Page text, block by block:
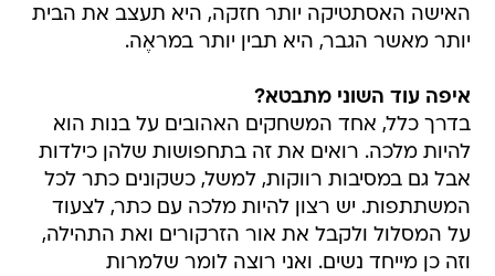
האישה האסתטיקה יותר חזקה, היא תעצב את הבית
יותר מאשר הגבר, היא תבין יותר במראֶה.
איפה עוד השוני מתבטא?
בדרך כלל, אחד המשחקים האהובים על בנות הוא
להיות מלכה. רואים את זה בתחפושות שלהן כילדות
אבל גם במסיבות רווקות, למשל, כשקונים כתר לכל
המשתתפות. יש רצון להיות מלכה עם כתר, לצעוד
על המסלול ולקבל את אור הזרקורים ואת התהילה,
וזה כן מייחד נשים. ואני רוצה לומר שלמרות